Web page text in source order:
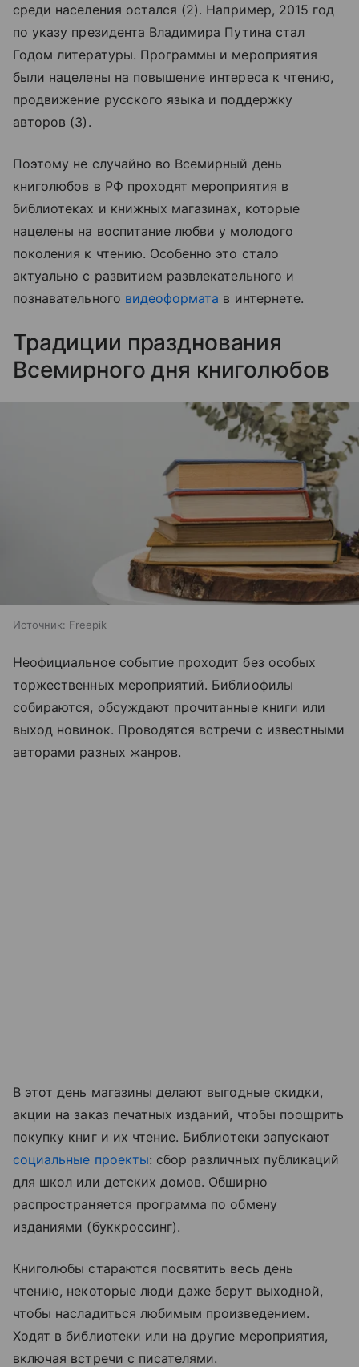
среди населения остался (2). Например, 2015 год
по указу президента Владимира Путина стал
Годом литературы. Программы и мероприятия
были нацелены на повышение интереса к чтению,
продвижение русского языка и поддержку
авторов (3).
Поэтому не случайно во Всемирный день
книголюбов в РФ проходят мероприятия в
библиотеках и книжных магазинах, которые
нацелены на воспитание любви у молодого
поколения к чтению. Особенно это стало
актуально с развитием развлекательного и
познавательного видеоформата в интернете.
Традиции празднования
Всемирного дня книголюбов
Источник: Freepik
Неофициальное событие проходит без особых
торжественных мероприятий. Библиофилы
собираются, обсуждают прочитанные книги или
выход новинок. Проводятся встречи с известными
авторами разных жанров.
В этот день магазины делают выгодные скидки,
акции на заказ печатных изданий, чтобы поощрить
покупку книг и их чтение. Библиотеки запускают
социальные проекты: сбор различных публикаций
для школ или детских домов. Обширно
распространяется программа по обмену
изданиями (буккроссинг).
Книголюбы стараются посвятить весь день
чтению, некоторые люди даже берут выходной,
чтобы насладиться любимым произведением.
Ходят в библиотеки или на другие мероприятия,
включая встречи с писателями.